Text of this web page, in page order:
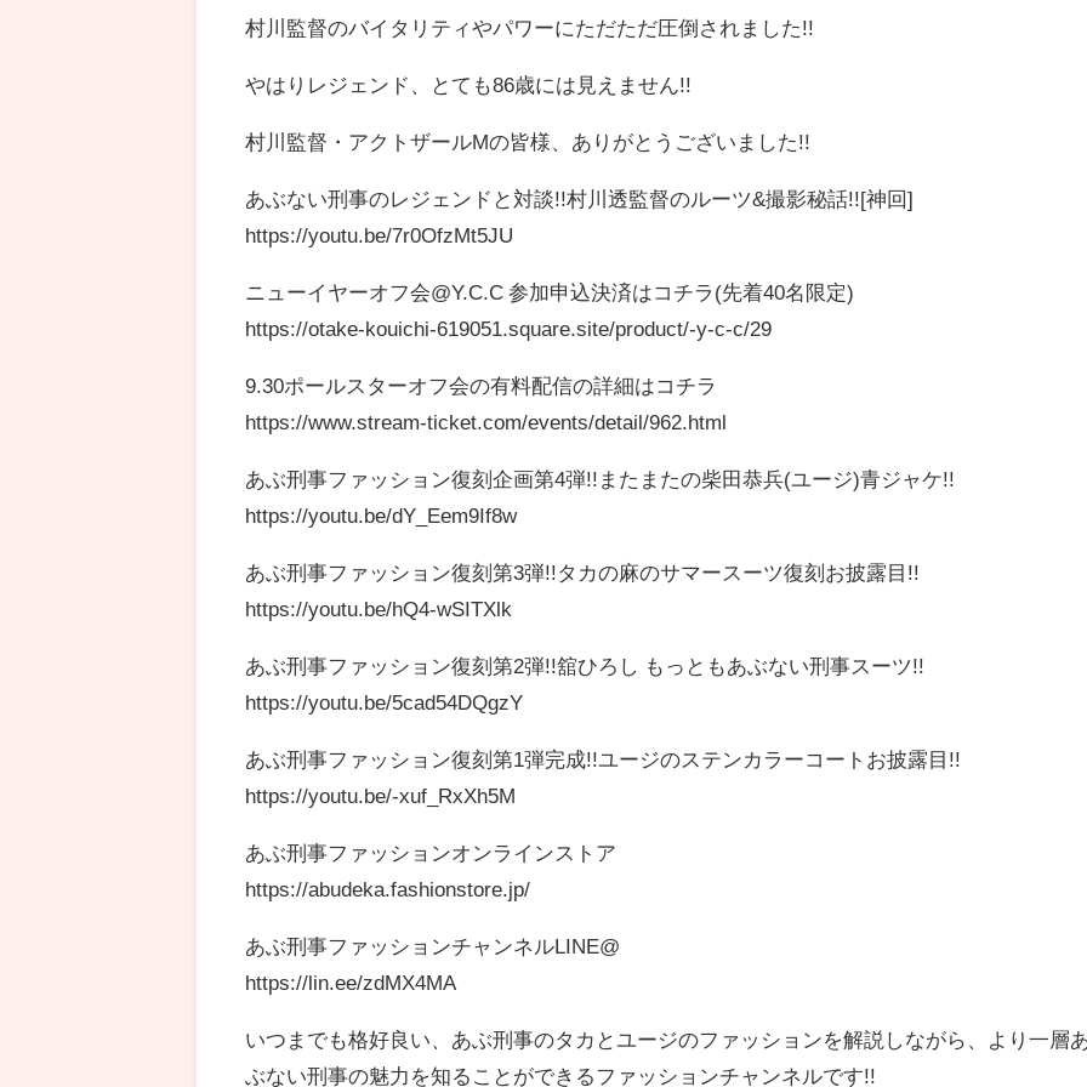
村川監督のバイタリティやパワーにただただ圧倒されました!!
やはりレジェンド、とても86歳には見えません!!
村川監督・アクトザールMの皆様、ありがとうございました!!
あぶない刑事のレジェンドと対談!!村川透監督のルーツ&撮影秘話!![神回]
https://youtu.be/7r0OfzMt5JU
ニューイヤーオフ会@Y.C.C 参加申込決済はコチラ(先着40名限定)
https://otake-kouichi-619051.square.site/product/-y-c-c/29
9.30ポールスターオフ会の有料配信の詳細はコチラ
https://www.stream-ticket.com/events/detail/962.html
あぶ刑事ファッション復刻企画第4弾!!またまたの柴田恭兵(ユージ)青ジャケ!!
https://youtu.be/dY_Eem9If8w
あぶ刑事ファッション復刻第3弾!!タカの麻のサマースーツ復刻お披露目!!
https://youtu.be/hQ4-wSITXlk
あぶ刑事ファッション復刻第2弾!!舘ひろし もっともあぶない刑事スーツ!!
https://youtu.be/5cad54DQgzY
あぶ刑事ファッション復刻第1弾完成!!ユージのステンカラーコートお披露目!!
https://youtu.be/-xuf_RxXh5M
あぶ刑事ファッションオンラインストア
https://abudeka.fashionstore.jp/
あぶ刑事ファッションチャンネルLINE@
https://lin.ee/zdMX4MA
いつまでも格好良い、あぶ刑事のタカとユージのファッションを解説しながら、より一層
ぶない刑事の魅力を知ることができるファッションチャンネルです!!